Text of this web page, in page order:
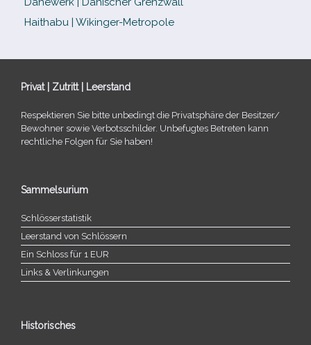
Haithabu | Wikinger-Metropole
Privat | Zutritt | Leerstand
Respektieren Sie bitte unbe­dingt die Privatsphäre der Besitzer/​
Bewohner sowie Verbotsschilder. Unbefugtes Betreten kann
recht­li­che Folgen für Sie haben!
Sammelsurium
Schlösserstatistik
Leerstand von Schlössern
Ein Schloss für 1 EUR
Links & Verlinkungen
Historisches